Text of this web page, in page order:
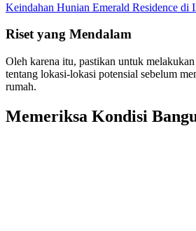
Keindahan Hunian Emerald Residence di
Riset yang Mendalam
Oleh karena itu, pastikan untuk
tentang lokasi-lokasi potensial sebelum
rumah.
Memeriksa Kondisi